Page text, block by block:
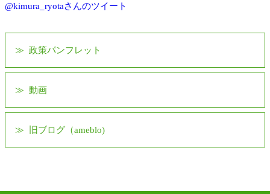
@kimura_ryotaさんのツイート
政策パンフレット
動画
旧ブログ（ameblo)